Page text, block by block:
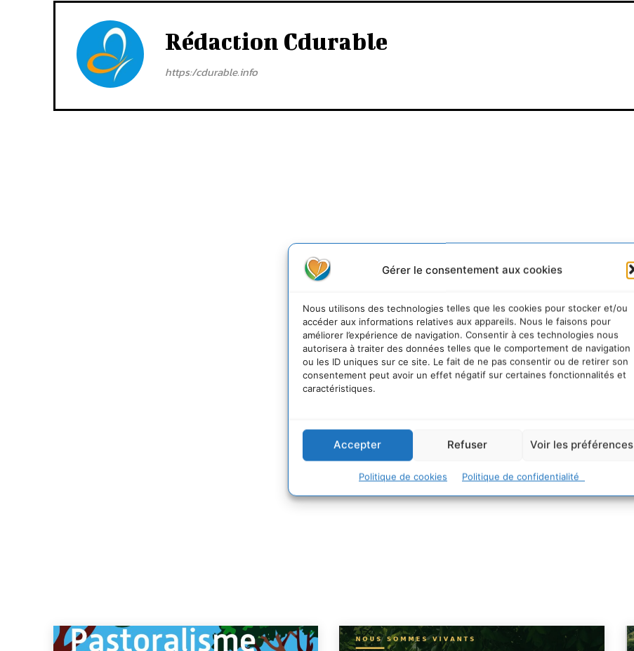
Gérer le consentement aux cookies
Nous utilisons des technologies telles que les cookies pour stocker et/ou
accéder aux informations relatives aux appareils. Nous le faisons pour
améliorer l’expérience de navigation. Consentir à ces technologies nous
autorisera à traiter des données telles que le comportement de navigation
ou les ID uniques sur ce site. Le fait de ne pas consentir ou de retirer son
consentement peut avoir un effet négatif sur certaines fonctionnalités et
caractéristiques.
Accepter Refuser Voir les préférences
Politique de cookies Politique de confidentialité
Rédaction Cdurable
https:/cdurable.info